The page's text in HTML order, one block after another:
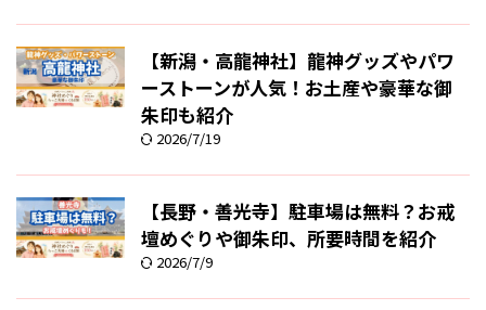
【新潟・高龍神社】龍神グッズやパワ
ーストーンが人気！お土産や豪華な御
朱印も紹介
2026/7/19
【長野・善光寺】駐車場は無料？お戒
壇めぐりや御朱印、所要時間を紹介
2026/7/9